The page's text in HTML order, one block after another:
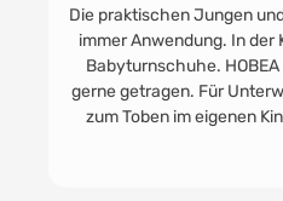
Unsere
weichem und
maximale
Mit ihrer
Gummibund sind sie
und wilden